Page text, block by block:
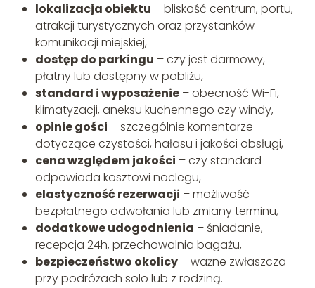
lokalizacja obiektu – bliskość centrum, portu,
atrakcji turystycznych oraz przystanków
komunikacji miejskiej,
dostęp do parkingu – czy jest darmowy,
płatny lub dostępny w pobliżu,
standard i wyposażenie– obecność Wi-Fi,
klimatyzacji, aneksu kuchennego czy windy,
opinie gości – szczególnie komentarze
dotyczące czystości, hałasu i jakości obsługi,
cena względem jakości – czy standard
odpowiada kosztowi noclegu,
elastyczność rezerwacji – możliwość
bezpłatnego odwołania lub zmiany terminu,
dodatkowe udogodnienia – śniadanie,
recepcja 24h, przechowalnia bagażu,
bezpieczeństwo okolicy– ważne zwłaszcza
przy podróżach solo lub z rodziną.